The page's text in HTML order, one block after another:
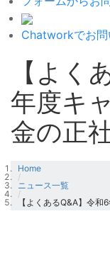
Chatworkでお問
【よく
年度キ
金の正
Home
/
ニュース一覧
/
【よくあるQ&A】令